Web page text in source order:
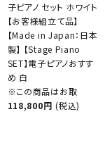
子ピアノ セット ホワイト
【お客様組立て品】
【Made in Japan：日本
製】 【Stage Piano
SET】電子ピアノおすす
め 白
※この商品はお取
118,800円 (税込)